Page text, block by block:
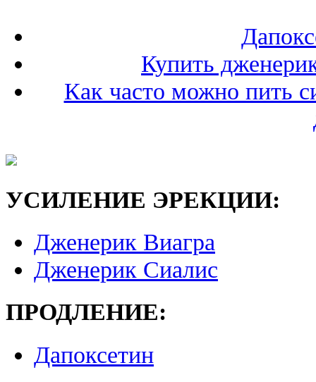
Купить
Как часто можно пить
УСИЛЕНИЕ ЭРЕКЦИИ:
Дженерик Виагра
Дженерик Сиалис
ПРОДЛЕНИЕ:
Дапоксетин